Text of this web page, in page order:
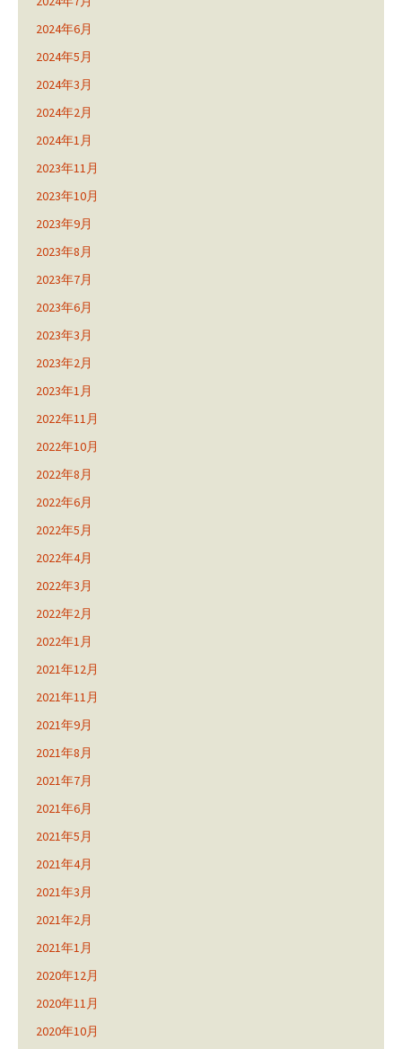
2024年6月
2024年5月
2024年3月
2024年2月
2024年1月
2023年11月
2023年10月
2023年9月
2023年8月
2023年7月
2023年6月
2023年3月
2023年2月
2023年1月
2022年11月
2022年10月
2022年8月
2022年6月
2022年5月
2022年4月
2022年3月
2022年2月
2022年1月
2021年12月
2021年11月
2021年9月
2021年8月
2021年7月
2021年6月
2021年5月
2021年4月
2021年3月
2021年2月
2021年1月
2020年12月
2020年11月
2020年10月